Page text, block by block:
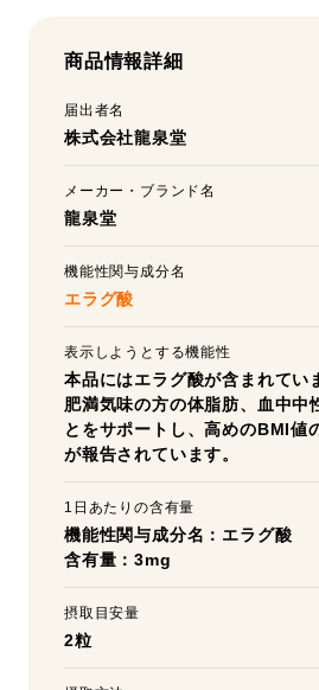
商品情報詳細
届出者名
株式会社龍泉堂
メーカー・ブランド名
龍泉堂
機能性関与成分名
エラグ酸
表示しようとする機能性
本品にはエラグ酸が含まれてい
肥満気味の方の体脂肪、血中中
とをサポートし、高めのBMI値
が報告されています。
1日あたりの含有量
機能性関与成分名：エラグ酸
含有量：3mg
摂取目安量
2粒